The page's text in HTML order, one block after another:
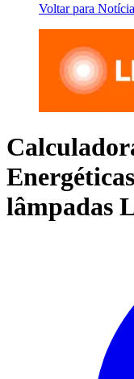
Voltar para
lâmpadas